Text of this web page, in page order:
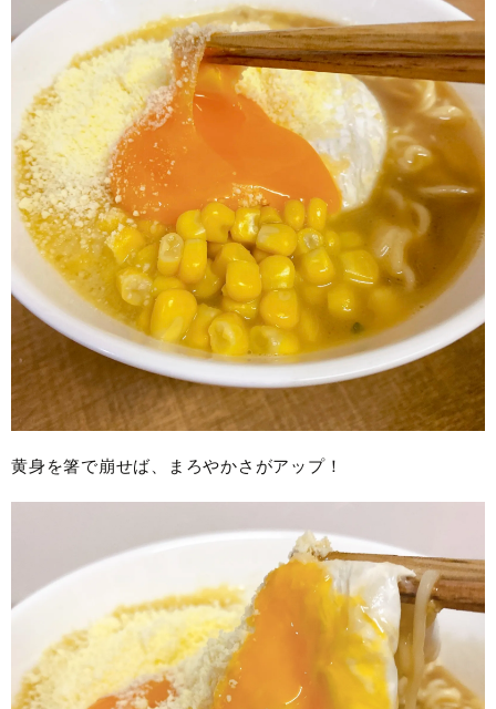
黄身を箸で崩せば、まろやかさがアップ！